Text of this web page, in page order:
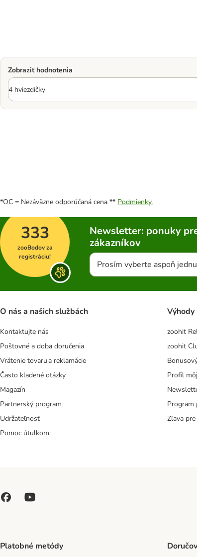
Zobraziť hodnotenia
*OC = Nezáväzne odporúčaná cena ** Podmienky.
333
zooBodov za
registráciu!
Newsletter: ponuky
zákazníkov
Prosím vyberte aspoň
O nás a našich službách
Kontaktujte nás
Poštovné a doba doručenia
Vrátenie tovaru a reklamácie
Často kladené otázky
Magazín
Partnerský program
Udržateľnosť
Pomoc útulkom
Výhody
zoohit
zoohit
Profil
Program
Zľava
Platobné metódy